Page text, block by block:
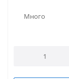
Много